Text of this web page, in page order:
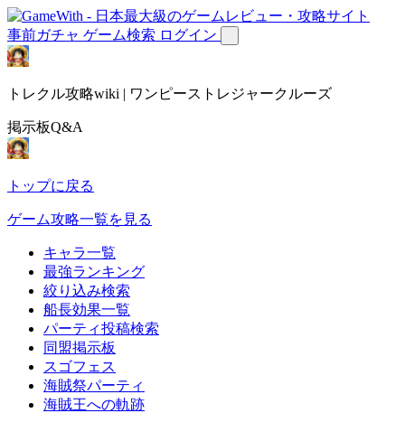
事前ガチャ ゲーム検索 ログイン
トレクル攻略wiki | ワンピーストレジャークルーズ
掲示板Q&A
トップに戻る
ゲーム攻略一覧を見る
キャラ一覧
最強ランキング
絞り込み検索
船長効果一覧
パーティ投稿検索
同盟掲示板
スゴフェス
海賊祭パーティ
海賊王への軌跡